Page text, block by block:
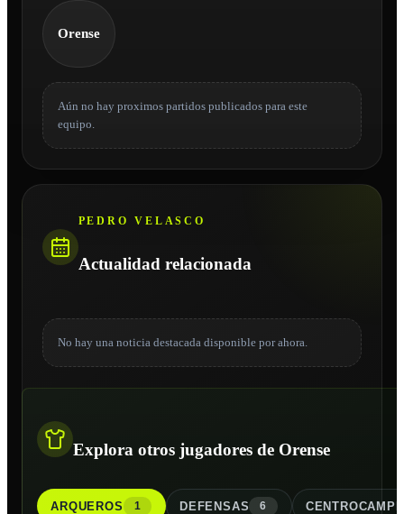
Orense
Aún no hay proximos partidos publicados para este
equipo.
PEDRO VELASCO
Actualidad relacionada
No hay una noticia destacada disponible por ahora.
Explora otros jugadores de Orense
ARQUEROS 1 DEFENSAS 6